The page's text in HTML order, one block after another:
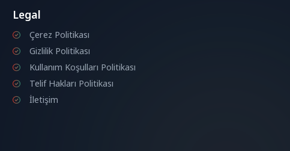
Legal
Çerez Politikası
Gizlilik Politikası
Kullanım Koşulları Politikası
Telif Hakları Politikası
İletişim